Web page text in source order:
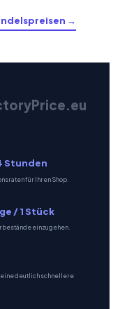
→
Stunden
für Ihren Shop.
/ 1 Stück
einzugehen.
eine deutlich schnellere